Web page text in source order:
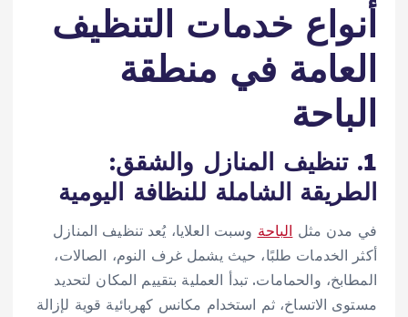
أنواع خدمات التنظيف
العامة في منطقة
الباحة
1. تنظيف المنازل والشقق:
الطريقة الشاملة للنظافة اليومية
في مدن مثل الباحة وسبت العلايا، يُعد تنظيف المنازل
أكثر الخدمات طلبًا، حيث يشمل غرف النوم، الصالات،
المطابخ، والحمامات. تبدأ العملية بتقييم المكان لتحديد
مستوى الاتساخ، ثم استخدام مكانس كهربائية قوية لإزالة